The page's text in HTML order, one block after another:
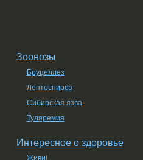
Зоонозы
Бруцеллез
Лептоспироз
Сибирская язва
Туляремия
Интересное о здоровье
Живи!